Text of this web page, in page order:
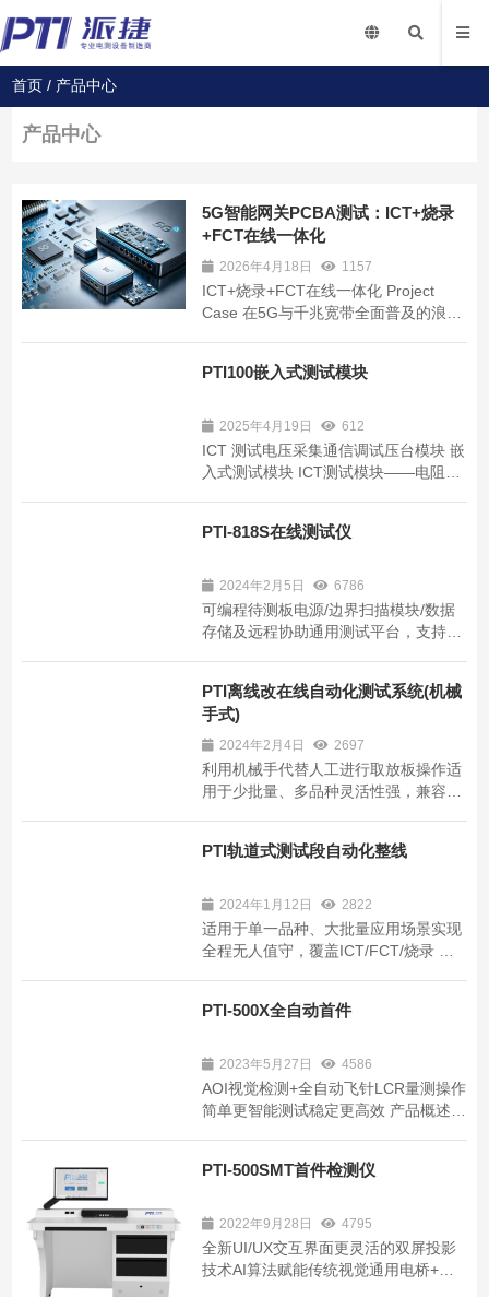
首页 / 产品中心
产品中心
5G智能网关PCBA测试：ICT+烧录
+FCT在线一体化
2026年4月18日 1157
ICT+烧录+FCT在线一体化 Project
Case 在5G与千兆宽带全面普及的浪潮
源、强射频的网关母板，正成为电子制
ICT、烧录、FCT三段式分立测试，工
序割裂、芯片烧录风险...
PTI100嵌入式测试模块
2025年4月19日 612
ICT 测试电压采集通信调试压台模块 嵌
入式测试模块 ICT测试模块——电阻测
试模式。 多通道电压采集模块——256
位完全由上位机控制，无需过多接线...
PTI-818S在线测试仪
2024年2月5日 6786
可编程待测板电源/边界扫描模块/数据
存储及远程协助通用测试平台，支持扩
述 技术参数 ICT+上电功能测试模块增
加50%测试效率提升30% 多组可编程电
压源电阻分辨率精确到5mΩ ...
PTI离线改在线自动化测试系统(机械
手式)
2024年2月4日 2697
利用机械手代替人工进行取放板操作适
用于少批量、多品种灵活性强，兼容离
正视图 一离线改在线自动化案例俯视图
品2种，传统离线方...
PTI轨道式测试段自动化整线
2024年1月12日 2822
适用于单一品种、大批量应用场景实现
全程无人值守，覆盖ICT/FCT/烧录 定
硬件自主研发，核心部件采用国际一线
型升级 多重安全系统 Triple safety ...
PTI-500X全自动首件
2023年5月27日 4586
AOI视觉检测+全自动飞针LCR量测操作
简单更智能测试稳定更高效 产品概述
小、精度误差范围、IC极性正反向、IC
测，采用全新AI智能深度学习...
PTI-500SMT首件检测仪
2022年9月28日 4795
全新UI/UX交互界面更灵活的双屏投影
技术AI算法赋能传统视觉通用电桥+自